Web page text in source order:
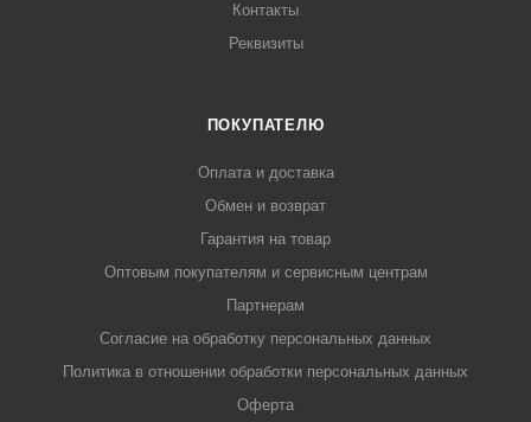
Контакты
Реквизиты
ПОКУПАТЕЛЮ
Оплата и доставка
Обмен и возврат
Гарантия на товар
Оптовым покупателям и сервисным центрам
Партнерам
Согласие на обработку персональных данных
Политика в отношении обработки персональных данных
Оферта